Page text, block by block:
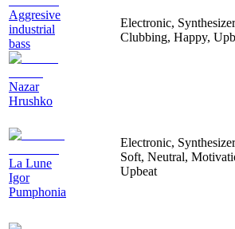
Aggresive
industrial
bass
Nazar
Hrushko
Electronic,
Clubbing, Happy,
La Lune
Igor
Pumphonia
Electronic,
Soft, Neutral,
Upbeat